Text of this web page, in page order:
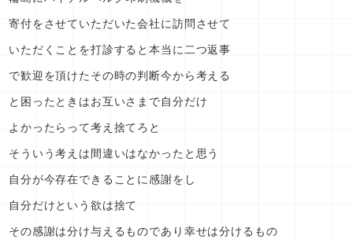
寄付をさせていただいた会社に訪問させて
いただくことを打診すると本当に二つ返事
で歓迎を頂けたその時の判断今から考える
と困ったときはお互いさまで自分だけ
よかったらって考え捨てろと
そういう考えは間違いはなかったと思う
自分が今存在できることに感謝をし
自分だけという欲は捨て
その感謝は分け与えるものであり幸せは分けるもの